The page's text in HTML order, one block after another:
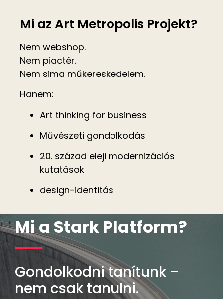
Mi az Art Metropolis Projekt?
Nem webshop.
Nem piactér.
Nem sima műkereskedelem.
Hanem:
Art thinking for business
Művészeti gondolkodás
20. század eleji modernizációs
kutatások
design-identitás
Mi a Stark Platform?
Gondolkodni tanítunk –
nem csak tanulni.